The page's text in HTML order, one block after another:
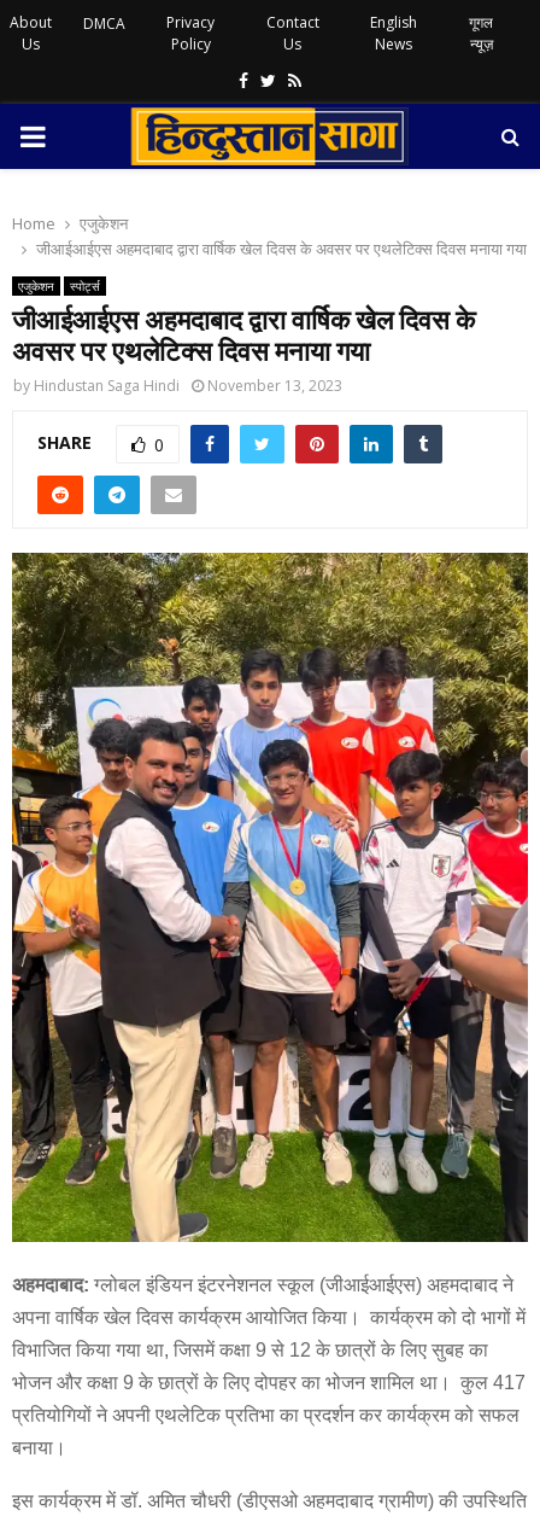
About
Us
DMCA
Privacy
Policy
Contact
Us
English
News
गूगल
न्यूज़
Facebook
Twitter
Rss
PRIMARY
Home
एजुकेशन
जीआईआईएस अहमदाबाद द्वारा वार्षिक खेल दिवस के अवसर पर एथलेटिक्स दिवस मनाया गया
एजुकेशन स्पोर्ट्स
जीआईआईएस अहमदाबाद द्वारा वार्षिक खेल दिवस के
अवसर पर एथलेटिक्स दिवस मनाया गया
by Hindustan Saga Hindi November 13, 2023
SHARE 0
अहमदाबाद: ग्लोबल इंडियन इंटरनेशनल स्कूल (जीआईआईएस) अहमदाबाद ने
अपना वार्षिक खेल दिवस कार्यक्रम आयोजित किया। कार्यक्रम को दो भागों में
विभाजित किया गया था, जिसमें कक्षा 9 से 12 के छात्रों के लिए सुबह का
भोजन और कक्षा 9 के छात्रों के लिए दोपहर का भोजन शामिल था। कुल 417
प्रतियोगियों ने अपनी एथलेटिक प्रतिभा का प्रदर्शन कर कार्यक्रम को सफल
बनाया।
इस कार्यक्रम में डॉ. अमित चौधरी (डीएसओ अहमदाबाद ग्रामीण) की उपस्थिति